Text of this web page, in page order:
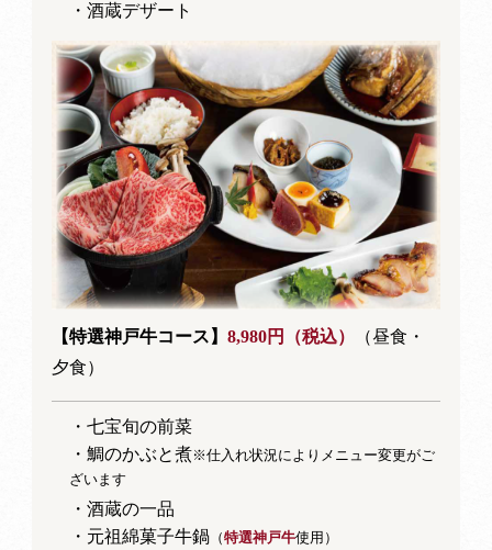
・酒蔵デザート
【特選神戸牛コース】 8,980円（税込）
（昼食・
夕食）
・七宝旬の前菜
・鯛のかぶと煮※仕入れ状況によりメニュー変更がご
ざいます
・酒蔵の一品
・元祖綿菓子牛鍋（特選神戸牛使用）